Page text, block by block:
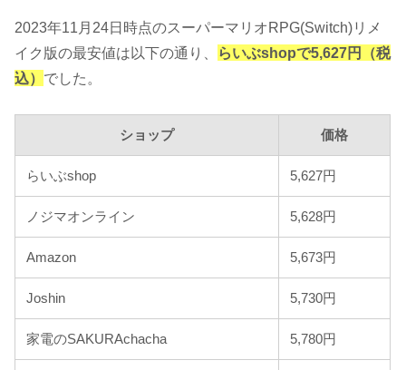
2023年11月24日時点のスーパーマリオRPG(Switch)リメ
イク版の最安値は以下の通り、 らいぶshopで5,627円（税
込） でした。
ショップ 価格
らいぶshop 5,627円
ノジマオンライン 5,628円
Amazon 5,673円
Joshin 5,730円
家電のSAKURAchacha 5,780円